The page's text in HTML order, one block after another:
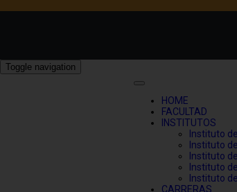
Toggle navigation
HOME
FACULTAD
INSTITUTOS
Instituto
Instituto
Instituto
Instituto
Instituto
CARRERAS